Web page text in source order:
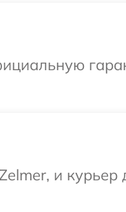
и курьер